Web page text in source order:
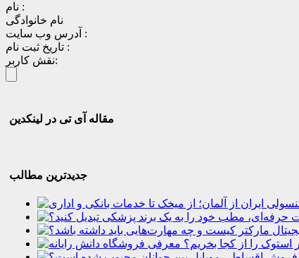
نام :
نام خانوادگی
آدرس وب سایت :
تاریخ ثبت نام :
نقش کاربر:
مقاله آی تی در لینکدین
جدیدترین مطالب